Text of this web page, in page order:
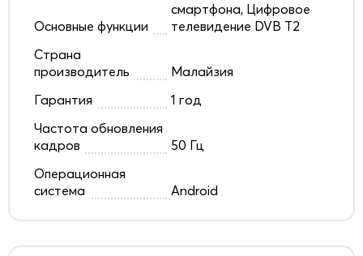
Основные функции
смартфона, Цифровое
телевидение DVB T2
Страна
производитель
Малайзия
Гарантия
1 год
Частота обновления
кадров
50 Гц
Операционная
система
Android